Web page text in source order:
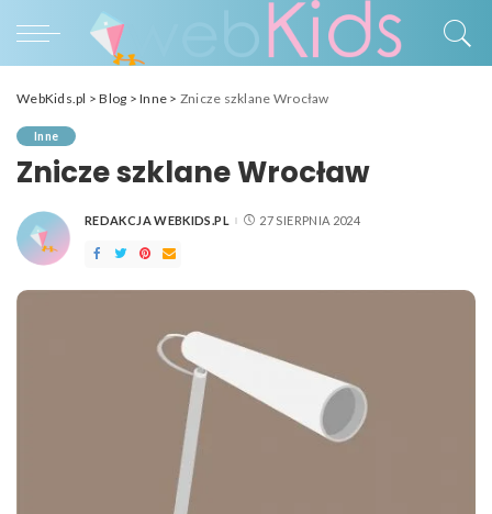
WebKids.pl >Blog >Inne > Znicze szklane Wrocław
Inne
Znicze szklane Wrocław
POSTED
REDAKCJA WEBKIDS.PL 27 SIERPNIA 2024